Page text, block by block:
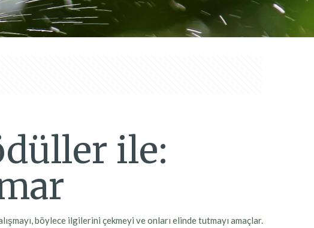
ile:
böylece ilgilerini çekmeyi ve onları elinde tutmayı amaçlar.